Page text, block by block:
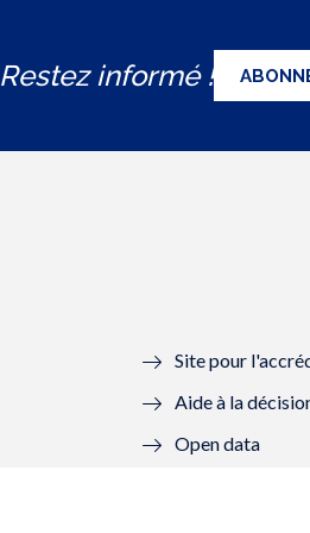
Restez informé !
Site pour
Aide à la
Open data